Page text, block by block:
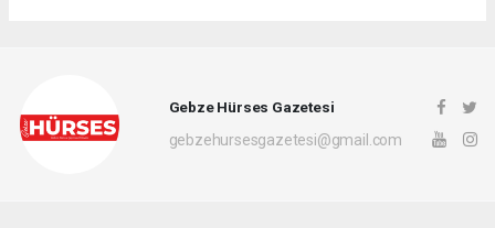
Gebze Hürses Gazetesi
gebzehursesgazetesi@gmail.com